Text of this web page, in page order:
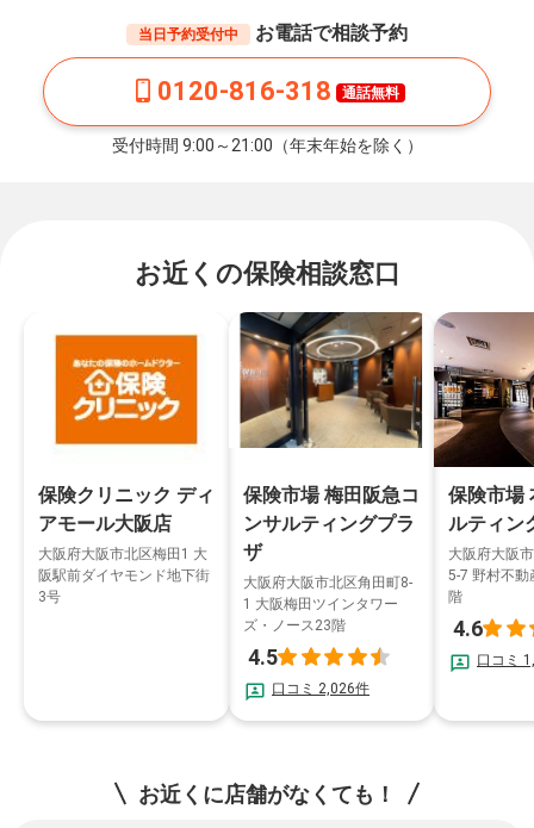
当日予約受付中 お電話で相談予約
0120-816-318 通話無料
受付時間 9:00～21:00（年末年始を除く）
お近くの保険相談窓口
保険クリニック ディ
アモール大阪店
大阪府大阪市北区梅田1 大
阪駅前ダイヤモンド地下街
3号
保険市場 梅田阪急コ
ンサルティングプラ
ザ
大阪府大阪市北区角田町8-
1 大阪梅田ツインタワー
ズ・ノース23階
4.5
口コミ 2,026件
保険市場
ルティン
大阪府大阪
5-7 野村不
階
4.6
口コミ
お近くに店舗がなくても！